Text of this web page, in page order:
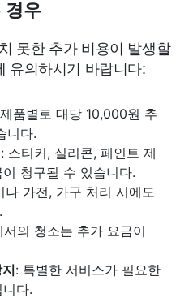
경우
못한 추가 비용이 발생할
유의하시기 바랍니다:
품별로 대당 10,000원 추
니다.
: 스티커, 실리콘, 페인트 제
청구될 수 있습니다.
나 가전, 가구 처리 시에도
의 청소는 추가 요금이
: 특별한 서비스가 필요한
다.